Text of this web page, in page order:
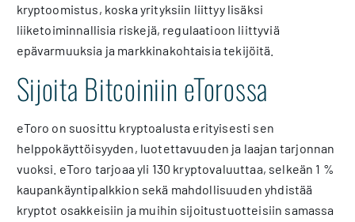
kryptoomistus, koska yrityksiin liittyy lisäksi
liiketoiminnallisia riskejä, regulaatioon liittyviä
epävarmuuksia ja markkinakohtaisia tekijöitä.
Sijoita Bitcoiniin eTorossa
eToro on suosittu kryptoalusta erityisesti sen
helppokäyttöisyyden, luotettavuuden ja laajan tarjonnan
vuoksi. eToro tarjoaa yli 130 kryptovaluuttaa, selkeän 1 %
kaupankäyntipalkkion sekä mahdollisuuden yhdistää
kryptot osakkeisiin ja muihin sijoitustuotteisiin samassa